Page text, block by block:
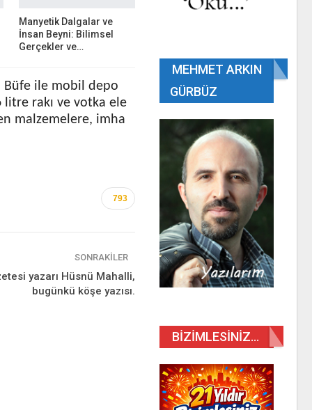
Manyetik Dalgalar ve
İnsan Beyni: Bilimsel
Gerçekler ve…
Büfe ile mobil depo
rakı ve votka ele
malzemelere, imha
793
SONRAKILER
yazarı Hüsnü Mahalli,
bugünkü köşe yazısı.
MEHMET ARKIN
GÜRBÜZ
BIZIMLESINIZ…